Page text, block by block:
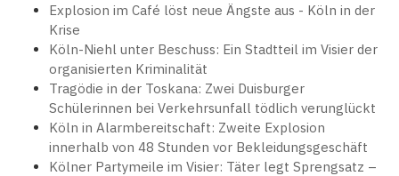
Explosion im Café löst neue Ängste aus - Köln in der
Krise
Köln-Niehl unter Beschuss: Ein Stadtteil im Visier der
organisierten Kriminalität
Tragödie in der Toskana: Zwei Duisburger
Schülerinnen bei Verkehrsunfall tödlich verunglückt
Köln in Alarmbereitschaft: Zweite Explosion
innerhalb von 48 Stunden vor Bekleidungsgeschäft
Kölner Partymeile im Visier: Täter legt Sprengsatz –